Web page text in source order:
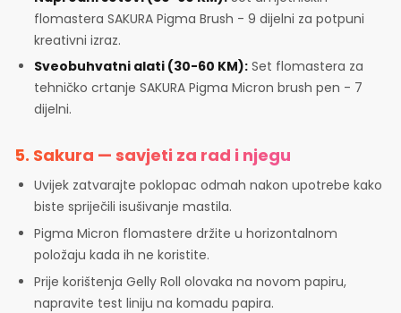
flomastera SAKURA Pigma Brush - 9 dijelni za potpuni
kreativni izraz.
Sveobuhvatni alati (30-60 KM): Set flomastera za
tehničko crtanje SAKURA Pigma Micron brush pen - 7
dijelni.
5. Sakura — savjeti za rad i njegu
Uvijek zatvarajte poklopac odmah nakon upotrebe kako
biste spriječili isušivanje mastila.
Pigma Micron flomastere držite u horizontalnom
položaju kada ih ne koristite.
Prije korištenja Gelly Roll olovaka na novom papiru,
napravite test liniju na komadu papira.